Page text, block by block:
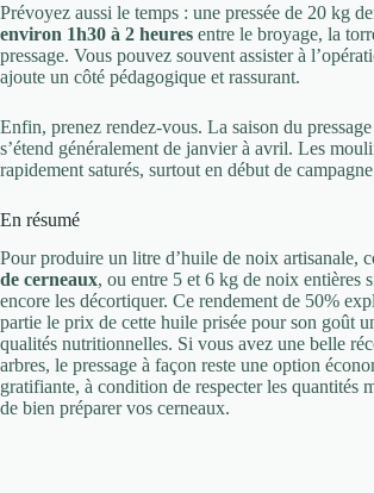
Prévoyez aussi le temps : une pressée de 20 kg
environ 1h30 à 2 heures entre le broyage, la
pressage. Vous pouvez souvent assister à
ajoute un côté pédagogique et rassurant.
Enfin, prenez rendez-vous. La saison du
s’étend généralement de janvier à avril. Les
rapidement saturés, surtout en début de
En résumé
Pour produire un litre d’huile de noix artisanale,
de cerneaux, ou entre 5 et 6 kg de noix entières
encore les décortiquer. Ce rendement de 50%
partie le prix de cette huile prisée pour son goût
qualités nutritionnelles. Si vous avez une belle
arbres, le pressage à façon reste une option
gratifiante, à condition de respecter les quantités
de bien préparer vos cerneaux.